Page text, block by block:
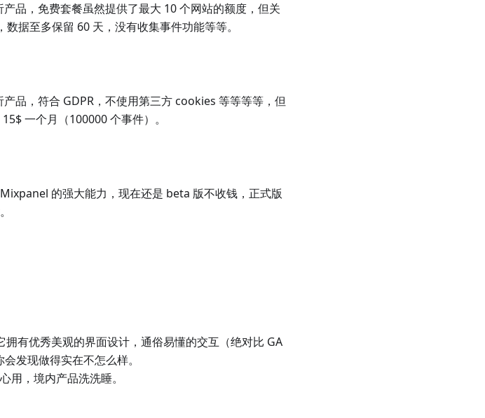
品，免费套餐虽然提供了最大 10 个网站的额度，但关
据至多保留 60 天，没有收集事件功能等等。
品，符合 GDPR，不使用第三方 cookies 等等等等，但
一个月（100000 个事件）。
的强大能力，现在还是 beta 版不收钱，正式版
有优秀美观的界面设计，通俗易懂的交互（绝对比 GA
发现做得实在不怎么样。
用，境内产品洗洗睡。